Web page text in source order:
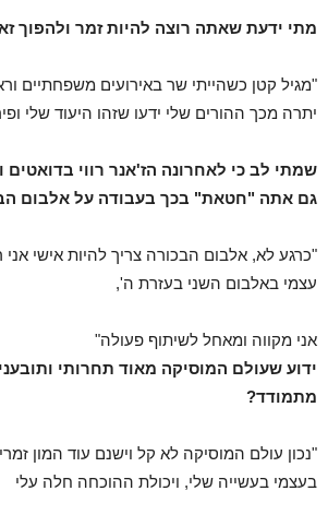
מתי ידעת שאתה רוצה להיות זמר ולהפוך
"מגיל קטן כשהייתי שר באירועים משפחתיים
יתרה מכך ההורים שלי ידעו שזהו היעוד שלי
שמתי לב כי לאחרונה הז'אנר רווי בדואטים
גם אתה "חטאת" בכך בעבודה על אלבום
"כרגע לא, אלבום הבכורה צריך להיות אישי אני
עצמי באלבום השני בעזרת ה',
אני מקווה ומאחל לשיתוף פעולה"
ידוע שעולם המוסיקה מאוד תחרותי
מתמודד?
"נכון עולם המוסיקה לא קל וישנם עוד המון
בעצמי בעשייה שלי, ויכולת ההוכחה חלה עלי